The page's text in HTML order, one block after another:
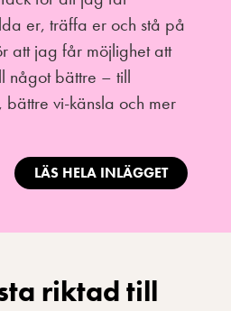
er, träffa er och stå på
att jag får möjlighet att
något bättre – till
bättre vi-känsla och mer
LÄS HELA INLÄGGET
riktad till